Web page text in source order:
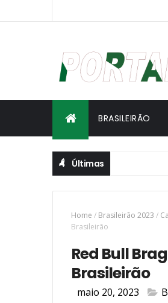
BRASILEIRÃO
Últimas
Home / Brasileirão 2023 /
Brasileirão
Red Bull
Brasileirão
maio 20, 2023